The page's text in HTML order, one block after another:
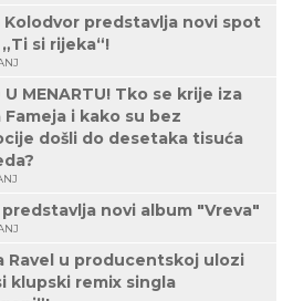
Kolodvor predstavlja novi spot
si rijeka“!
U MENARTU! Tko se krije iza
Fameja i kako su bez
došli do desetaka tisuća
novi album "Vreva"
Ravel u producentskoj ulozi
klupski remix singla